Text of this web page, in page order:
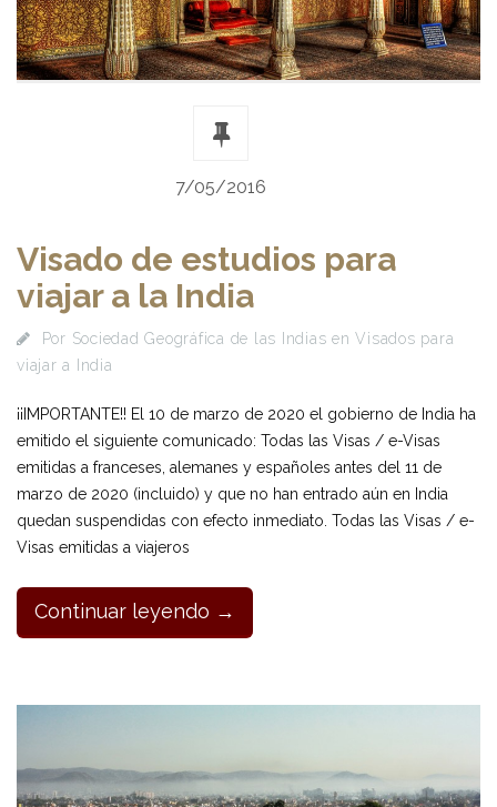
7/05/2016
Visado de estudios para
viajar a la India
Por Sociedad Geográfica de las Indias enVisados para
viajar a India
¡¡IMPORTANTE!! El 10 de marzo de 2020 el gobierno de India ha
emitido el siguiente comunicado: Todas las Visas / e-Visas
emitidas a franceses, alemanes y españoles antes del 11 de
marzo de 2020 (incluido) y que no han entrado aún en India
quedan suspendidas con efecto inmediato. Todas las Visas / e-
Visas emitidas a viajeros
Continuar leyendo →